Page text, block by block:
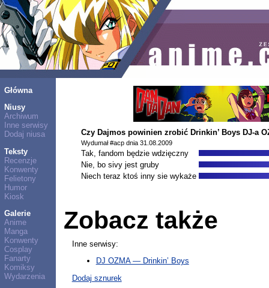
Główna
Niusy
Archiwum
Inne serwisy
Dodaj niusa
Teksty
Recenzje
Konwenty
Felietony
Humor
Kiosk
Galerie
Anime
Manga
Konwenty
Cosplay
Fanarty
Komiksy
Wydarzenia
Czy Dajmos powinien zrobić Drinkin’ Boys DJ-a
Wydumał #acp dnia 31.08.2009
Tak, fandom będzie wdzięczny
Nie, bo sivy jest gruby
Niech teraz ktoś inny sie wykaże
Zobacz także
Inne serwisy:
DJ OZMA — Drinkin’ Boys
Dodaj sznurek